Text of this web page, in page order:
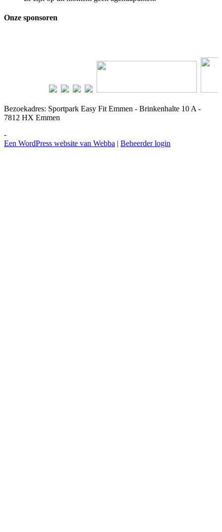
Onze sponsoren
Bezoekadres: Sportpark Easy Fit Emmen - Brinkenhalte 10 A -
7812 HX Emmen
-
Een WordPress website van Webba | Beheerder login